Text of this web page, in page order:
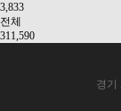
3,833
전체
311,590
경기